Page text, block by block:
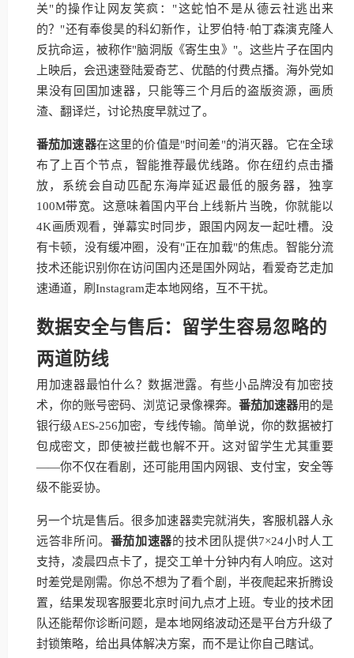
关"的操作让网友笑疯："这蛇怕不是从德云社逃出来
的？"还有奉俊昊的科幻新作，让罗伯特·帕丁森演克隆人
反抗命运，被称作"脑洞版《寄生虫》"。这些片子在国内
上映后，会迅速登陆爱奇艺、优酷的付费点播。海外党如
果没有回国加速器，只能等三个月后的盗版资源，画质
渣、翻译烂，讨论热度早就过了。
番茄加速器在这里的价值是"时间差"的消灭器。它在全球
布了上百个节点，智能推荐最优线路。你在纽约点击播
放，系统会自动匹配东海岸延迟最低的服务器，独享
100M带宽。这意味着国内平台上线新片当晚，你就能以
4K画质观看，弹幕实时同步，跟国内网友一起吐槽。没
有卡顿，没有缓冲圈，没有"正在加载"的焦虑。智能分流
技术还能识别你在访问国内还是国外网站，看爱奇艺走加
速通道，刷Instagram走本地网络，互不干扰。
数据安全与售后：留学生容易忽略的
两道防线
用加速器最怕什么？数据泄露。有些小品牌没有加密技
术，你的账号密码、浏览记录像裸奔。 番茄加速器用的是
银行级AES-256加密，专线传输。简单说，你的数据被打
包成密文，即使被拦截也解不开。这对留学生尤其重要
——你不仅在看剧，还可能用国内网银、支付宝，安全等
级不能妥协。
另一个坑是售后。很多加速器卖完就消失，客服机器人永
远答非所问。 番茄加速器的技术团队提供7×24小时人工
支持，凌晨四点卡了，提交工单十分钟内有人响应。这对
时差党是刚需。你总不想为了看个剧，半夜爬起来折腾设
置，结果发现客服要北京时间九点才上班。专业的技术团
队还能帮你诊断问题，是本地网络波动还是平台方升级了
封锁策略，给出具体解决方案，而不是让你自己瞎试。